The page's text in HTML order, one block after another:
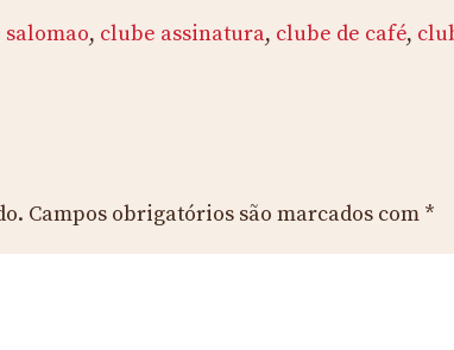
salomao, clube assinatura, clube de café,
Campos obrigatórios são marcados com *